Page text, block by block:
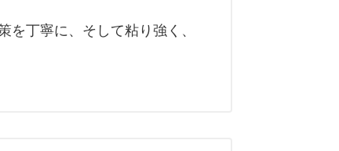
丁寧に、そして粘り強く、